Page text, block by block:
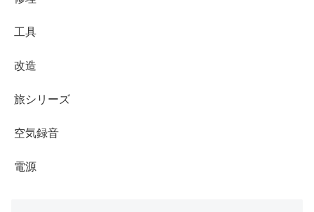
工具
改造
旅シリーズ
空気録音
電源